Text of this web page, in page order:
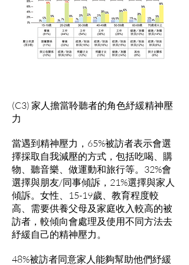
(C3) 家人擔當聆聽者的角色紓緩精神壓
力
當遇到精神壓力，65%被訪者表示會選
擇採取自我減壓的方式，包括吃喝、購
物、聽音樂、做運動和旅行等。32%會
選擇與朋友/同事傾訴，21%選擇與家人
傾訴。女性、15-19歲、教育程度較
高、需要供養父母及家庭收入較高的被
訪者，較傾向會處理及使用不同方法去
紓緩自己的精神壓力。
48%被訪者同意家人能夠幫助他們紓緩